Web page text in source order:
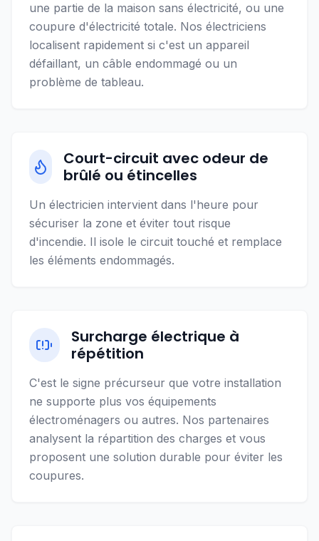
une partie de la maison sans électricité, ou une
coupure d'électricité totale. Nos électriciens
localisent rapidement si c'est un appareil
défaillant, un câble endommagé ou un
problème de tableau.
Court-circuit avec odeur de
brûlé ou étincelles
Un électricien intervient dans l'heure pour
sécuriser la zone et éviter tout risque
d'incendie. Il isole le circuit touché et remplace
les éléments endommagés.
Surcharge électrique à
répétition
C'est le signe précurseur que votre installation
ne supporte plus vos équipements
électroménagers ou autres. Nos partenaires
analysent la répartition des charges et vous
proposent une solution durable pour éviter les
coupures.